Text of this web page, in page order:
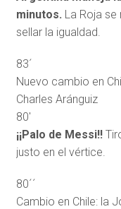
minutos. La Roja se
sellar la igualdad.
83´
Nuevo cambio en
Charles Aránguiz
80′
¡¡Palo de Messi!!
justo en el vértice.
80´´
Cambio en Chile: la